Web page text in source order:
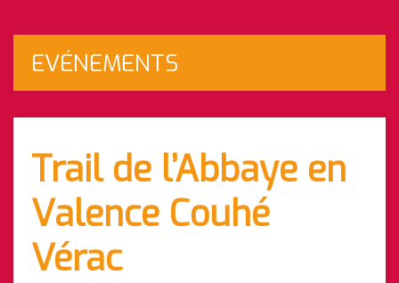
EVÉNEMENTS
Trail de l’Abbaye en
Valence Couhé
Vérac